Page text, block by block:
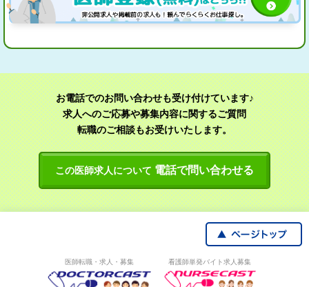
お電話でのお問い合わせも受け付けています♪
求人へのご応募や募集内容に関するご質問
転職のご相談もお受けいたします。
この医師求人について 電話で問い合わせる
医師転職・求人・募集 看護師単発バイト求人募集